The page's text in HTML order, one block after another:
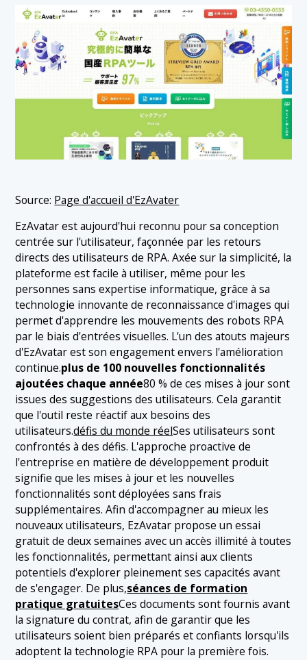
Source: Page d'accueil d'EzAvater
EzAvatar est aujourd'hui reconnu pour sa conception
centrée sur l'utilisateur, façonnée par les retours
directs des utilisateurs de RPA. Axée sur la simplicité, la
plateforme est facile à utiliser, même pour les
personnes sans expertise informatique, grâce à sa
technologie innovante de reconnaissance d'images qui
permet d'apprendre les mouvements des robots RPA
par le biais d'entrées visuelles. L'un des atouts majeurs
d'EzAvatar est son engagement envers l'amélioration
continue.plus de 100 nouvelles fonctionnalités
ajoutées chaque année80 % de ces mises à jour sont
issues des suggestions des utilisateurs. Cela garantit
que l'outil reste réactif aux besoins des
utilisateurs.défis du monde réelSes utilisateurs sont
confrontés à des défis. L'approche proactive de
l'entreprise en matière de développement produit
signifie que les mises à jour et les nouvelles
fonctionnalités sont déployées sans frais
supplémentaires. Afin d'accompagner au mieux les
nouveaux utilisateurs, EzAvatar propose un essai
gratuit de deux semaines avec un accès illimité à toutes
les fonctionnalités, permettant ainsi aux clients
potentiels d'explorer pleinement ses capacités avant
de s'engager. De plus,séances de formation
pratique gratuitesCes documents sont fournis avant
la signature du contrat, afin de garantir que les
utilisateurs soient bien préparés et confiants lorsqu'ils
adoptent la technologie RPA pour la première fois.